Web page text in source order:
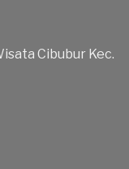
Cibubur Kec.